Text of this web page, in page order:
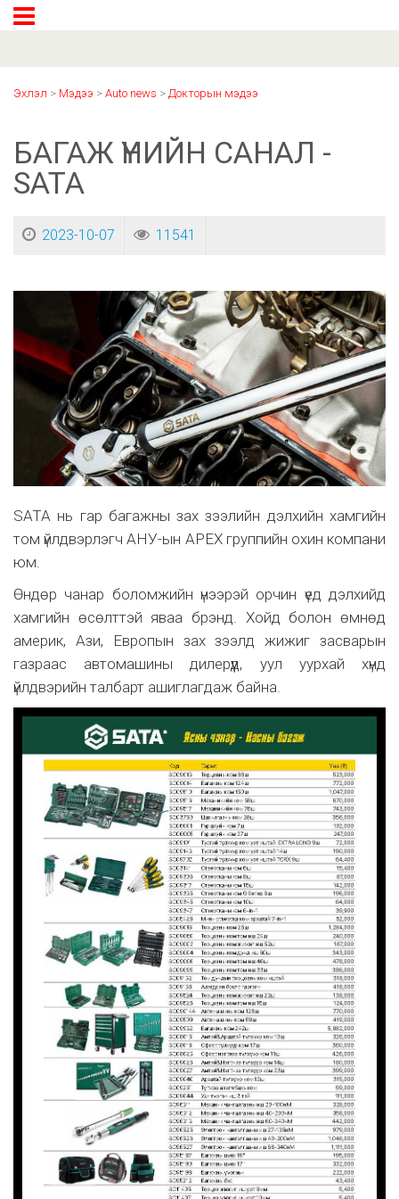
Эхлэл > Мэдээ > Auto news > Докторын мэдээ
БАГАЖ ҮНИЙН САНАЛ -
SATA
2023-10-07 11541
SATA нь гар багажны зах зээлийн дэлхийн хамгийн
том үйлдвэрлэгч АНУ-ын APEX группийн охин компани
юм.
Өндөр чанар боломжийн үнээрэй орчин үед дэлхийд
хамгийн өсөлттэй яваа брэнд. Хойд болон өмнөд
америк, Ази, Европын зах зээлд жижиг засварын
газраас автомашины дилерүүд, уул уурхай хүнд
үйлдвэрийн талбарт ашиглагдаж байна.